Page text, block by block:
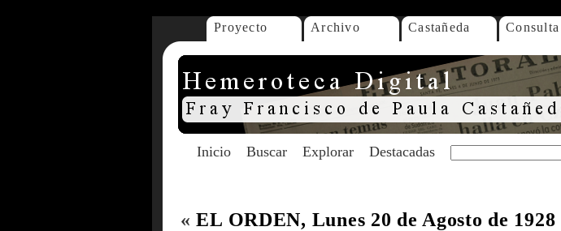
Proyecto Archivo Castañeda Consulta
Inicio Buscar Explorar Destacadas
« EL ORDEN, Lunes 20 de Agosto de 1928